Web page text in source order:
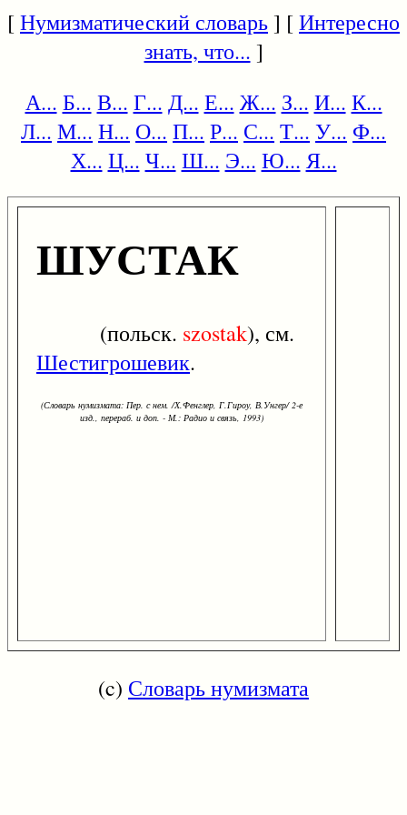
[Нумизматический словарь] [Интересно
знать, что... ]
А... Б... В... Г... Д... Е... Ж... З... И... К...
Л... М... Н... О... П... Р... С... Т... У... Ф...
Х... Ц... Ч... Ш... Э... Ю... Я...
ШУСТАК
(польск. szostak), см.
Шестигрошевик.
(Словарь нумизмата: Пер. с нем. /Х.Фенглер, Г.Гироу, В.Унгер/ 2-е
изд., перераб. и доп. - М.: Радио и связь, 1993)
(c) Словарь нумизмата